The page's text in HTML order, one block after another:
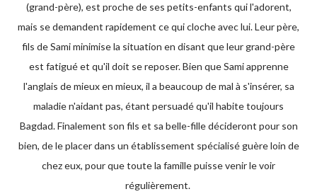
(grand-père), est proche de ses petits-enfants qui l'adorent,
mais se demandent rapidement ce qui cloche avec lui. Leur père,
fils de Sami minimise la situation en disant que leur grand-père
est fatigué et qu'il doit se reposer. Bien que Sami apprenne
l'anglais de mieux en mieux, il a beaucoup de mal à s'insérer, sa
maladie n'aidant pas, étant persuadé qu'il habite toujours
Bagdad. Finalement son fils et sa belle-fille décideront pour son
bien, de le placer dans un établissement spécialisé guère loin de
chez eux, pour que toute la famille puisse venir le voir
régulièrement.